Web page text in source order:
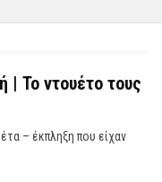
| Το ντουέτο τους
– έκπληξη που είχαν